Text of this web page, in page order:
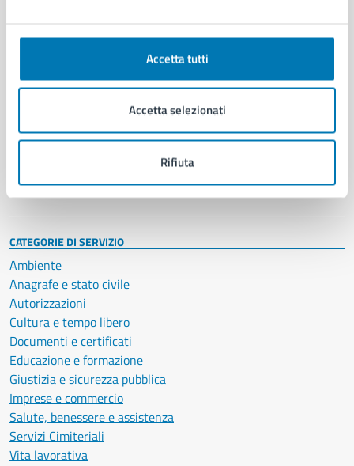
Accetta tutti
Accetta selezionati
Rifiuta
Aree amministrative
Uffici
Politici
Intranet, posta aziendale e protocollo
CATEGORIE DI SERVIZIO
Ambiente
Anagrafe e stato civile
Autorizzazioni
Cultura e tempo libero
Documenti e certificati
Educazione e formazione
Giustizia e sicurezza pubblica
Imprese e commercio
Salute, benessere e assistenza
Servizi Cimiteriali
Vita lavorativa